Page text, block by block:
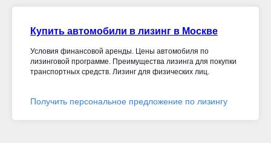
Купить автомобили в лизинг в Москве
Условия финансовой аренды. Цены автомобиля по
лизинговой программе. Преимущества лизинга для покупки
транспортных средств. Лизинг для физических лиц.
Получить персональное предложение по лизингу